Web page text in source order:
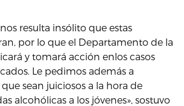
resulta insólito que estas
por lo que el Departamento de la
y tomará acción enlos casos
Le pedimos además a
sean juiciosos a la hora de
alcohólicas a los jóvenes», sostuvo